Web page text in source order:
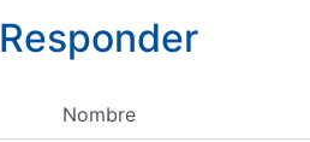
Responder
Nombre